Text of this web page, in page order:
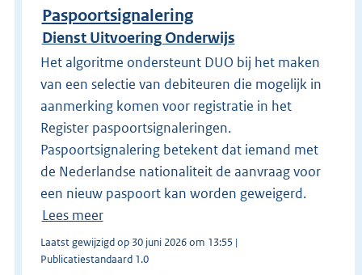
Paspoortsignalering
Dienst Uitvoering Onderwijs
Het algoritme ondersteunt DUO bij het maken
van een selectie van debiteuren die mogelijk in
aanmerking komen voor registratie in het
Register paspoortsignaleringen.
Paspoortsignalering betekent dat iemand met
de Nederlandse nationaliteit de aanvraag voor
een nieuw paspoort kan worden geweigerd.
Lees meer
Laatst gewijzigd op 30 juni 2026 om 13:55 |
Publicatiestandaard 1.0